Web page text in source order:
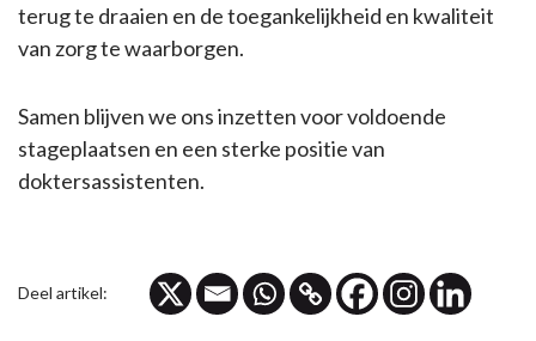
terug te draaien en de toegankelijkheid en kwaliteit
van zorg te waarborgen.
Samen blijven we ons inzetten voor voldoende
stageplaatsen en een sterke positie van
doktersassistenten.
Deel artikel: